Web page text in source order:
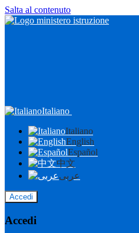
Salta al contenuto
Italiano
Italiano
English
Español
中文
عربى
Accedi
Accedi